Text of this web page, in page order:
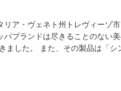
ア・ヴェネト州トレヴィーゾ
ブランドは尽きることのない
した。 また、その製品は「シ